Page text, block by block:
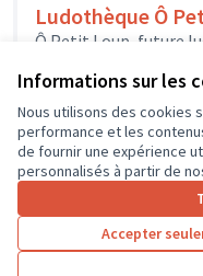
Informations sur les
Nous utilisons des cookies
performance et les
de fournir une expérience
personnalisés à partir de
Accepter
Ludothèque Ô
Ô Petit Loup, future
enthousiastes qui
Solidarité et
1